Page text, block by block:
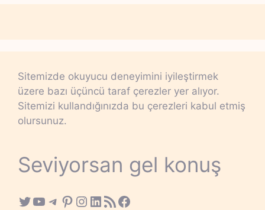
Sitemizde okuyucu deneyimini iyileştirmek
üzere bazı üçüncü taraf çerezler yer alıyor.
Sitemizi kullandığınızda bu çerezleri kabul etmiş
olursunuz.
Seviyorsan gel konuş
Twitter
YouTube
Telegram
Pinterest
Instagram
LinkedIn
RSS FeedFacebook